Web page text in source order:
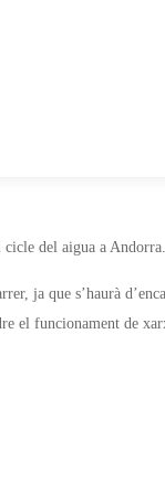
del aigua a Andorra.
ja que s’haurà
el funcionament de